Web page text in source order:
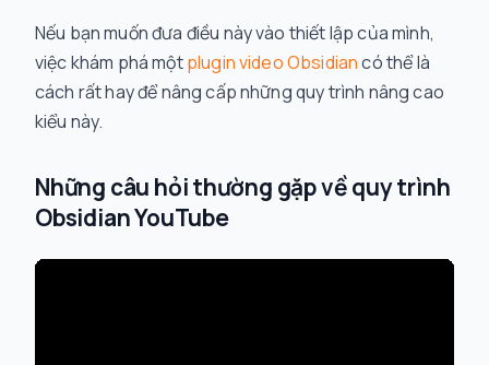
Nếu bạn muốn đưa điều này vào thiết lập của mình,
việc khám phá mộtplugin video Obsidiancó thể là
cách rất hay để nâng cấp những quy trình nâng cao
kiểu này.
Những câu hỏi thường gặp về quy trình
Obsidian YouTube